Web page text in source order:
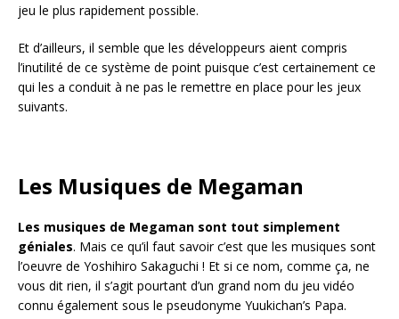
jeu le plus rapidement possible.
Et d’ailleurs, il semble que les développeurs aient compris
l’inutilité de ce système de point puisque c’est certainement ce
qui les a conduit à ne pas le remettre en place pour les jeux
suivants.
Les Musiques de Megaman
Les musiques de Megaman sont tout simplement
géniales. Mais ce qu’il faut savoir c’est que les musiques sont
l’oeuvre de Yoshihiro Sakaguchi ! Et si ce nom, comme ça, ne
vous dit rien, il s’agit pourtant d’un grand nom du jeu vidéo
connu également sous le pseudonyme Yuukichan’s Papa.